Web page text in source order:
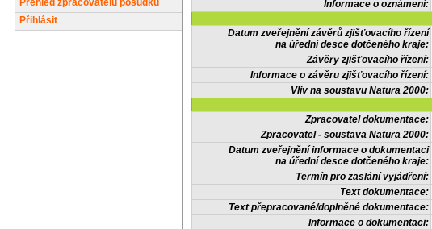
Přehled zpracovatelů posudků
Přihlásit
Informace o oznámení:
Datum zveřejnění závěrů zjišťovacího řízení
na úřední desce dotčeného kraje:
Závěry zjišťovacího řízení:
Informace o závěru zjišťovacího řízení:
Vliv na soustavu Natura 2000:
Zpracovatel dokumentace:
Zpracovatel - soustava Natura 2000:
Datum zveřejnění informace o dokumentaci
na úřední desce dotčeného kraje:
Termín pro zaslání vyjádření:
Text dokumentace:
Text přepracované/doplněné dokumentace:
Informace o dokumentaci: